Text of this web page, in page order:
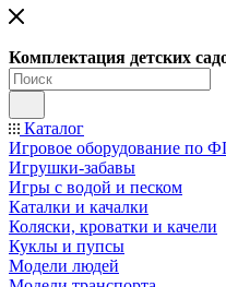
Комплектация детских
Каталог
Игровое оборудование по
Игрушки-забавы
Игры с водой и песком
Каталки и качалки
Коляски, кроватки и качели
Куклы и пупсы
Модели людей